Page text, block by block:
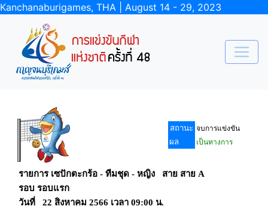
Kanchanaburigames, THA | August 14 - 29, 2023
สถานะ จบการแข่งขัน
ผล เป็นทางการ
รายการ เซปักตะกร้อ - ทีมชุด - หญิง สาย สาย A
รอบ รอบแรก
วันที่ 22 สิงหาคม 2566 เวลา 09:00 น.